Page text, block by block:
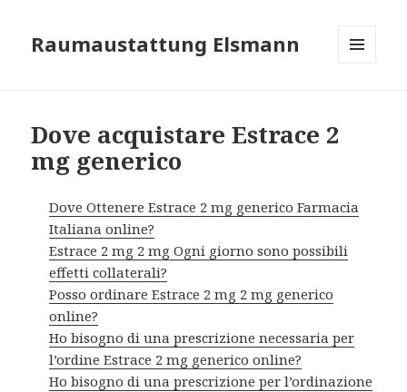
Raumaustattung Elsmann
Dove acquistare Estrace 2
mg generico
Dove Ottenere Estrace 2 mg generico Farmacia
Italiana online?
Estrace 2 mg 2 mg Ogni giorno sono possibili
effetti collaterali?
Posso ordinare Estrace 2 mg 2 mg generico
online?
Ho bisogno di una prescrizione necessaria per
l’ordine Estrace 2 mg generico online?
Ho bisogno di una prescrizione per l’ordinazione